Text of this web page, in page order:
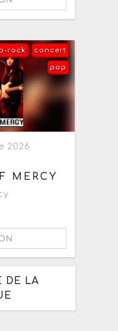
concert
rock
pop
2026
MERCY
DE LA